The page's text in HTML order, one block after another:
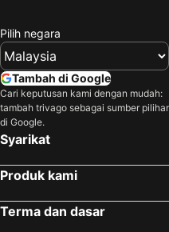
Pilih negara
Tambah di Google
Cari keputusan kami dengan mudah:
tambah trivago sebagai sumber
di Google.
Syarikat
Produk kami
Terma dan dasar